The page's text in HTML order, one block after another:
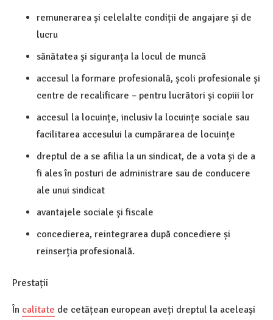
remunerarea și celelalte condiții de angajare și de
lucru
sănătatea și siguranța la locul de muncă
accesul la formare profesională, școli profesionale și
centre de recalificare – pentru lucrători și copiii lor
accesul la locuințe, inclusiv la locuințe sociale sau
facilitarea accesului la cumpărarea de locuințe
dreptul de a se afilia la un sindicat, de a vota și de a
fi ales în posturi de administrare sau de conducere
ale unui sindicat
avantajele sociale și fiscale
concedierea, reintegrarea după concediere și
reinserția profesională.
Prestații
În calitate de cetățean european aveți dreptul la aceleași